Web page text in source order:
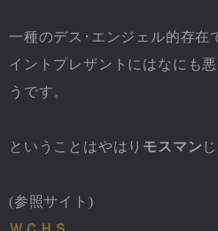
一種のデス･エンジェル的存在
イントプレザントにはなにも
うです。
ということはやはり モスマン
(参照サイト)